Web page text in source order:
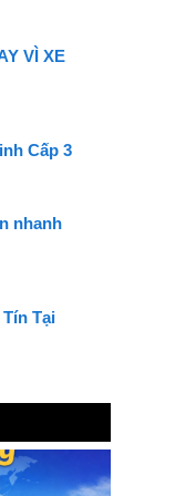
VÌ XE
Cấp 3
nhanh
Tại